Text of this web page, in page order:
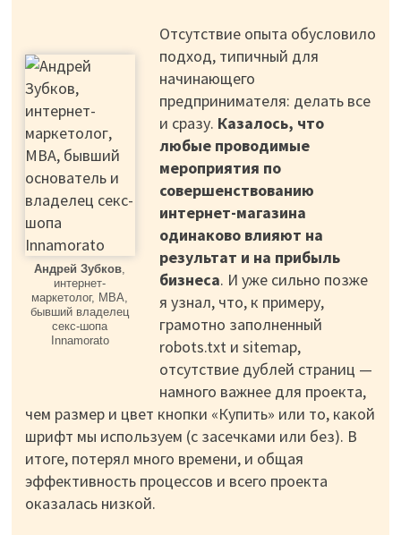
Андрей Зубков
интернет-
маркетолог, MBA,
бывший владелец
секс-шопа
Innamorato
Отсутствие опыта обусловило
подход, типичный для
начинающего
предпринимателя: делать все
и сразу. Казалось, что
любые проводимые
мероприятия по
совершенствованию
интернет-магазина
одинаково влияют на
результат и на прибыль
бизнеса. И уже сильно позже
я узнал, что, к примеру,
грамотно заполненный
robots.txt и sitemap,
отсутствие дублей страниц —
намного важнее для проекта,
чем размер и цвет кнопки «Купить» или то, какой
шрифт мы используем (с засечками или без). В
итоге, потерял много времени, и общая
эффективность процессов и всего проекта
оказалась низкой.